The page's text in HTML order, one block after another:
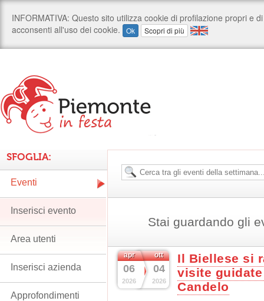
Stai guardando gli
apr
06
2026
ott
04
2026
Il Biellese si
visite
Candelo
SFOGLIA:
Eventi
Inserisci evento
Area utenti
Inserisci azienda
Approfondimenti